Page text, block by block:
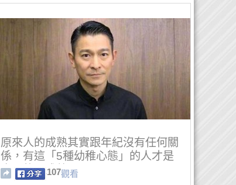
原來人的成熟其實跟年紀沒有任何關
係，有這「5種幼稚心態」的人才是
真正的不成熟啊！
107觀看